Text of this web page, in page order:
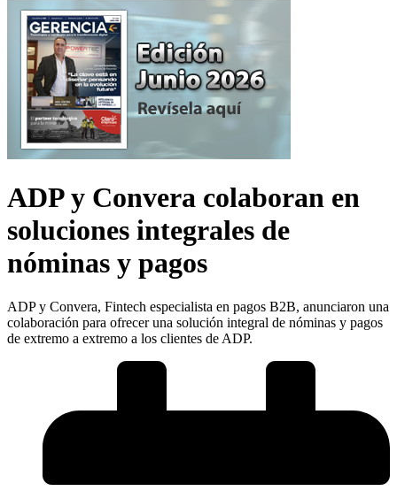
ADP y Convera colaboran en
soluciones integrales de
nóminas y pagos
ADP y Convera, Fintech especialista en pagos B2B, anunciaron una
colaboración para ofrecer una solución integral de nóminas y pagos
de extremo a extremo a los clientes de ADP.